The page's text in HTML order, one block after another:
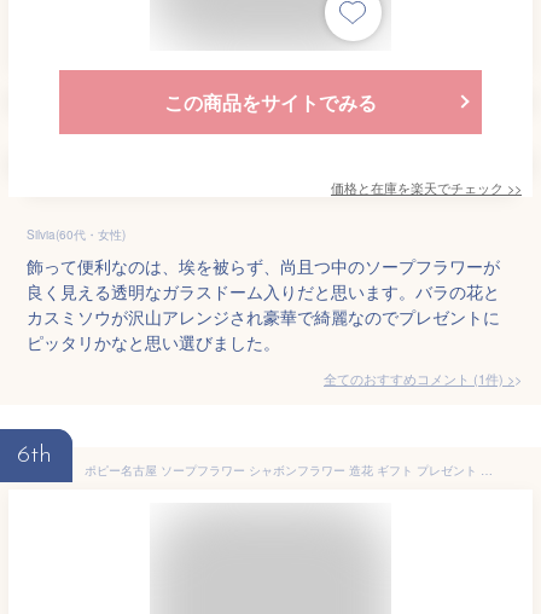
この商品をサイトでみる
価格と在庫を楽天でチェック >>
Silvia(60代・女性)
飾って便利なのは、埃を被らず、尚且つ中のソープフラワーが
良く見える透明なガラスドーム入りだと思います。バラの花と
カスミソウが沢山アレンジされ豪華で綺麗なのでプレゼントに
ピッタリかなと思い選びました。
全てのおすすめコメント (1件) >
6th
ポピー名古屋 ソープフラワー シャボンフラワー 造花 ギフト プレゼント 5輪ブーケ バラ 花束 約25cm クリアボックス付き SH-048 レッド